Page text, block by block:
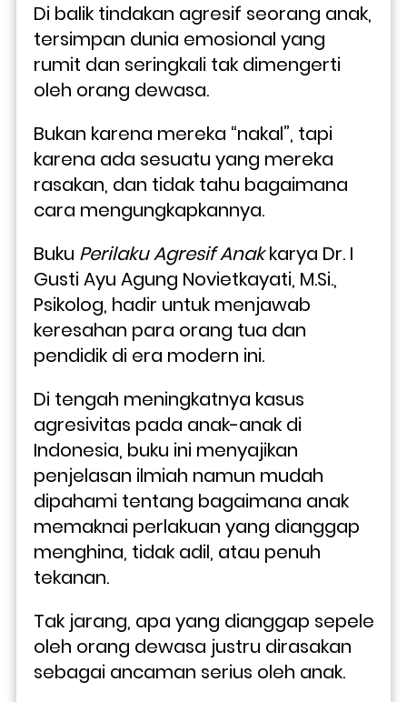
Di balik tindakan agresif seorang anak,
tersimpan dunia emosional yang
rumit dan seringkali tak dimengerti
oleh orang dewasa.
Bukan karena mereka “nakal”, tapi
karena ada sesuatu yang mereka
rasakan, dan tidak tahu bagaimana
cara mengungkapkannya.
Buku Perilaku Agresif Anak karya Dr. I
Gusti Ayu Agung Novietkayati, M.Si.,
Psikolog, hadir untuk menjawab
keresahan para orang tua dan
pendidik di era modern ini.
Di tengah meningkatnya kasus
agresivitas pada anak-anak di
Indonesia, buku ini menyajikan
penjelasan ilmiah namun mudah
dipahami tentang bagaimana anak
memaknai perlakuan yang dianggap
menghina, tidak adil, atau penuh
tekanan.
Tak jarang, apa yang dianggap sepele
oleh orang dewasa justru dirasakan
sebagai ancaman serius oleh anak.